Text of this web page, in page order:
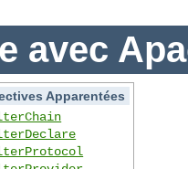
avec
Apparentées